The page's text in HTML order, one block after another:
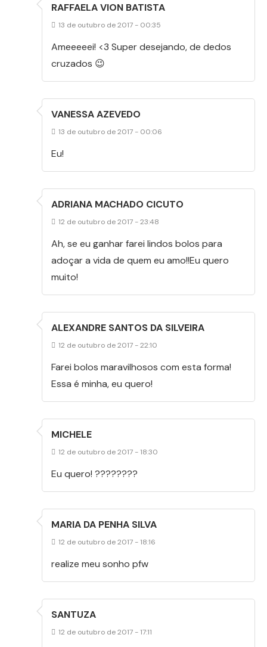
RAFFAELA VION BATISTA
13 de outubro de 2017 - 00:35
Ameeeeei! <3 Super desejando, de dedos
cruzados 😉
VANESSA AZEVEDO
13 de outubro de 2017 - 00:06
Eu!
ADRIANA MACHADO CICUTO
12 de outubro de 2017 - 23:48
Ah, se eu ganhar farei lindos bolos para
adoçar a vida de quem eu amo!!Eu quero
muito!
ALEXANDRE SANTOS DA SILVEIRA
12 de outubro de 2017 - 22:10
Farei bolos maravilhosos com esta forma!
Essa é minha, eu quero!
MICHELE
12 de outubro de 2017 - 18:30
Eu quero! ????????
MARIA DA PENHA SILVA
12 de outubro de 2017 - 18:16
realize meu sonho pfw
SANTUZA
12 de outubro de 2017 - 17:11